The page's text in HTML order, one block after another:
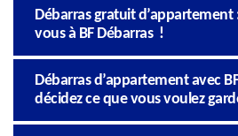
Débarras gratuit d’appartement
vous à BF Débarras !
Débarras d’appartement avec
décidez ce que vous voulez